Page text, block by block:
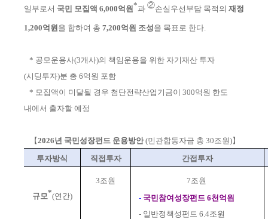
일부로서 국민 모집액 6,000억원*과 ②손실 우선부담 목적의 재정
1,200억원 을 합하여 총 7,200억원 조성을 목표로 한다.
* 공모운용사(3개사)의 책임운용을 위한 자기재산 투자
(시딩투자)분 총 6억원 포함
* 모집액이 미달될 경우 첨단전략산업기금이 300억원 한도
내에서 출자할 예정
【2026년 국민성장펀드 운용방안(민관합동자금 총 30조원)】
투자방식 직접투자 간접투자
규모*(연간)
3조원
7조원
- 국민참여성장펀드 6천억원
- 일반정책성펀드 6.4조원